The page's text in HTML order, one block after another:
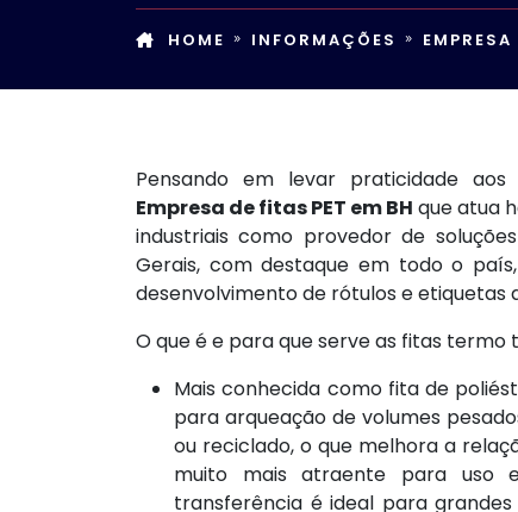
HOME INFORMAÇÕES
Pensando em levar praticidade
Empresa de fitas PET em BH que atua
industriais como provedor de
Gerais, com destaque em todo o
desenvolvimento de rótulos e etiquetas
O que é e para que serve as fitas termo
Mais conhecida como fita de
para arqueação de volumes
ou reciclado, o que melhora a
muito mais atraente para uso
transferência é ideal para